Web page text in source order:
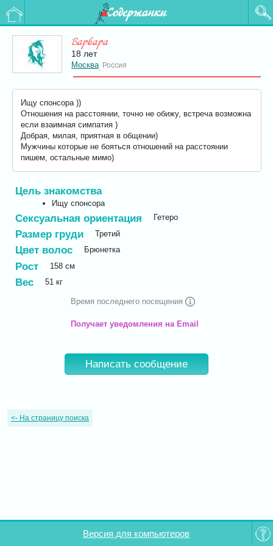
Содержанки
Варвара
18 лет
Москва Россия
Ищу спонсора ))
Отношения на расстоянии, точно не обижу, встреча возможна
если взаимная симпатия )
Добрая, милая, приятная в общении)
Мужчины которые не бояться отношений на расстоянии
пишем, остальные мимо)
Цель знакомства
Ищу спонсора
Сексуальная ориентация Гетеро
Размер груди Третий
Цвет волос Брюнетка
Рост 158 см
Вес 51 кг
Время последнего посещения
Получает уведомления на Email
Написать сообщение
<- На страницу поиска
Версия для компьютеров